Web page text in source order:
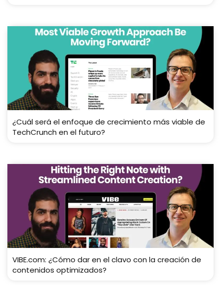
¿Cuál será el enfoque de crecimiento más viable de
TechCrunch en el futuro?
VIBE.com: ¿Cómo dar en el clavo con la creación de
contenidos optimizados?